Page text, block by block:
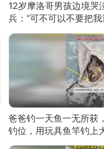
12岁摩洛哥男孩边境哭
兵：“可不可以不要把我
爸爸钓一天鱼一无所获
钓位，用玩具鱼竿钓上